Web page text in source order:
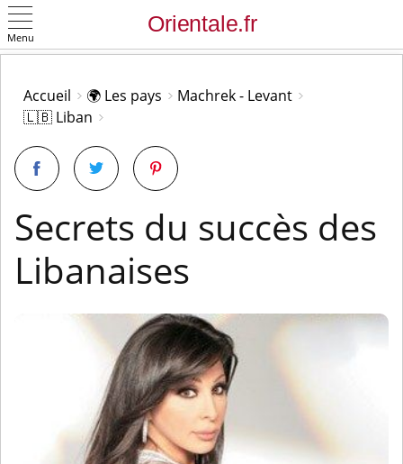
Menu
Accueil 🌍 Les pays
Machrek - Levant
🇱🇧 Liban
Secrets du succès des
Libanaises